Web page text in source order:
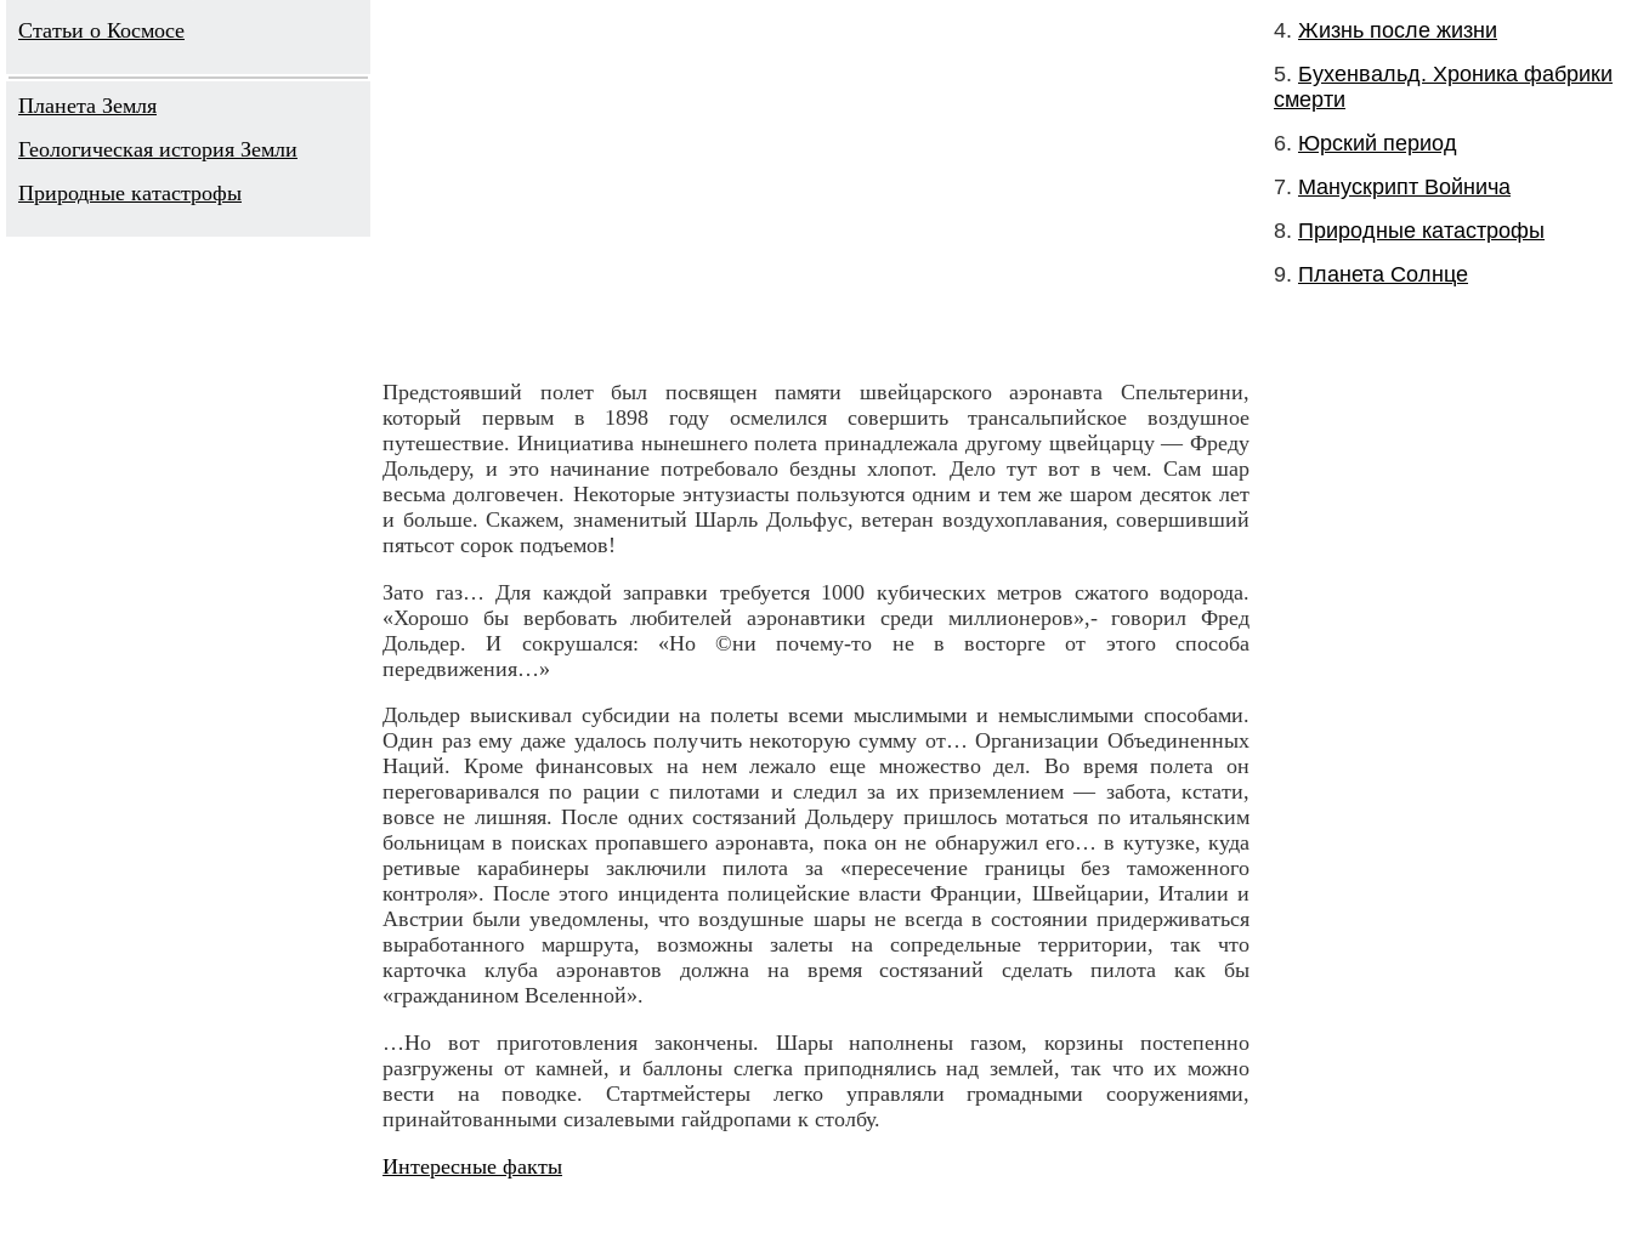
Cтатьи о Космосе
Планета Земля
Геологическая история Земли
Природные катастрофы
Предстоявший полет был посвящен памяти швейцарского аэронавта Спельтерини,
который первым в 1898 году осмелился совершить трансальпийское воздушное
путешествие. Инициатива нынешнего полета принадлежала другому щвейцарцу — Фреду
Дольдеру, и это начинание потребовало бездны хлопот. Дело тут вот в чем. Сам шар
весьма долговечен. Некоторые энтузиасты пользуются одним и тем же шаром десяток лет
и больше. Скажем, знаменитый Шарль Дольфус, ветеран воздухоплавания, совершивший
пятьсот сорок подъемов!
Зато газ… Для каждой заправки требуется 1000 кубических метров сжатого водорода.
«Хорошо бы вербовать любителей аэронавтики среди миллионеров»,- говорил Фред
Дольдер. И сокрушался: «Но ©ни почему-то не в восторге от этого способа
передвижения…»
Дольдер выискивал субсидии на полеты всеми мыслимыми и немыслимыми способами.
Один раз ему даже удалось получить некоторую сумму от… Организации Объединенных
Наций. Кроме финансовых на нем лежало еще множество дел. Во время полета он
переговаривался по рации с пилотами и следил за их приземлением — забота, кстати,
вовсе не лишняя. После одних состязаний Дольдеру пришлось мотаться по итальянским
больницам в поисках пропавшего аэронавта, пока он не обнаружил его… в кутузке, куда
ретивые карабинеры заключили пилота за «пересечение границы без таможенного
контроля». После этого инцидента полицейские власти Франции, Швейцарии, Италии и
Австрии были уведомлены, что воздушные шары не всегда в состоянии придерживаться
выработанного маршрута, возможны залеты на сопредельные территории, так что
карточка клуба аэронавтов должна на время состязаний сделать пилота как бы
«гражданином Вселенной».
…Но вот приготовления закончены. Шары наполнены газом, корзины постепенно
разгружены от камней, и баллоны слегка приподнялись над землей, так что их можно
вести на поводке. Стартмейстеры легко управляли громадными сооружениями,
принайтованными сизалевыми гайдропами к столбу.
Интересные факты
Жизнь после жизни
Бухенвальд. Хроника фабрики
смерти
Юрский период
Манускрипт Войнича
Природные катастрофы
Планета Солнце